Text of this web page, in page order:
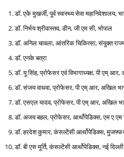
डॉ. एके मुखर्जी, पूर्व स्वास्थ्य सेवा महानिदेशालय,
डॉ. निर्भय श्रीवास्तव, डीन, जी एम सी, भोपाल
डॉ. अनिल चावला, आंतरिक चिकित्सा, संयुक्त
डॉ. एनके बत्रा
डॉ. यू सिंह, प्रोफेसर एवं विभागाध्यक्ष, पी एम्
डॉ. संजय वाधवा, प्रोफेसर, पी एम् आर, अखिल
डॉ. एसएल यादव, प्रोफेसर, पी एम् आर, अखिल
डॉ. अजय बहल, प्रोफेसर, आर्थोपेडिक्स, एम ए एम
डॉ. हरदेश कुमार, कंसल्टेंसी आर्थोपेडिक्स,
डॉ. बी एस मूर्ति, कंसल्टेंसी आर्थोपेडिक्स, नई दिल्ली